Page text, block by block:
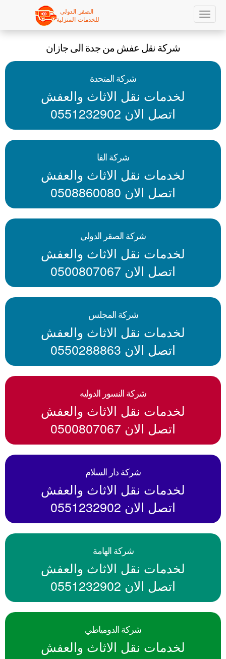
Toggle
navigation
شركة نقل عفش من جدة الى جازان
شركة المتحدة
لخدمات نقل الاثاث والعفش
اتصل الان 0551232902
شركة الفا
لخدمات نقل الاثاث والعفش
اتصل الان 0508860080
شركة الصقر الدولي
لخدمات نقل الاثاث والعفش
اتصل الان 0500807067
شركة المجلس
لخدمات نقل الاثاث والعفش
اتصل الان 0550288863
شركة النسور الدوليه
لخدمات نقل الاثاث والعفش
اتصل الان 0500807067
شركة دار السلام
لخدمات نقل الاثاث والعفش
اتصل الان 0551232902
شركة الهامة
لخدمات نقل الاثاث والعفش
اتصل الان 0551232902
شركة الدومياطي
لخدمات نقل الاثاث والعفش